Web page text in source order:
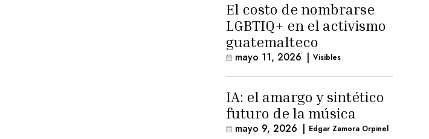
El costo de nombrarse
LGBTIQ+ en el activismo
guatemalteco
mayo 11, 2026 | Visibles
IA: el amargo y sintético
futuro de la música
mayo 9, 2026 | Edgar Zamora Orpinel